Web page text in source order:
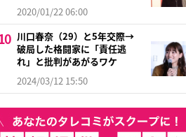
2020/01/22 06:00
川口春奈（29）と5年交際→
破局した格闘家に「責任逃
れ」と批判があがるワケ
2024/03/12 15:50